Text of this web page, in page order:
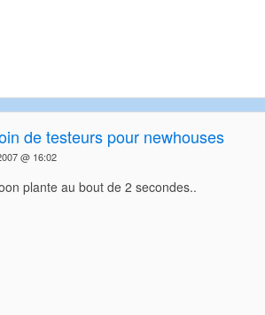
de testeurs pour newhouses
@ 16:02
plante au bout de 2 secondes..